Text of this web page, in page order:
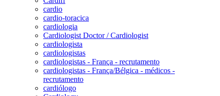
cardio
cardio-toracica
cardiologia
Cardiologist Doctor / Cardiologist
cardiologista
cardiologistas
cardiologistas - França - recrutamento
cardiologistas - França/Bélgica - médicos -
recrutamento
cardiólogo